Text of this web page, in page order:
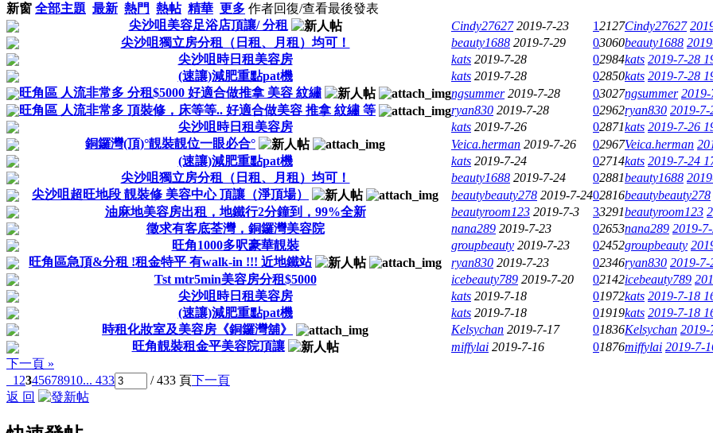
新窗 全部主題 最新 熱門 熱帖 精華 更多 作者回復/查看最後發表
尖沙咀美容足浴店頂讓/ 分租
Cindy27627 2019-7-23 12127Cindy27627
尖沙咀獨立房分租（日租、月租）均可！
beauty1688 2019-7-29 03060beauty1688
尖沙咀時日租美容房
kats 2019-7-28 02984kats 2019-7-28
(速讓)減肥重點pat機
kats 2019-7-28 02850kats 2019-7-28
旺角區 人流非常多 分租$5000 好適合做推拿 美容 紋繡
ngsummer 2019-7-28 03027ngsummer
旺角區 人流非常多 頂裝修，床等等.. 好適合做美容 推拿 紋繡 等
ryan830 2019-7-28 02962ryan830 2019-7-
尖沙咀時日租美容房
kats 2019-7-26 02871kats 2019-7-26
銅鑼灣(頂)°靚裝靚位一眼必合°
Veica.herman 2019-7-26 02967Veica.herman
(速讓)減肥重點pat機
kats 2019-7-24 02714kats 2019-7-24
尖沙咀獨立房分租（日租、月租）均可！
beauty1688 2019-7-24 02881beauty1688
尖沙咀超旺地段 靚裝修 美容中心 頂讓（淨頂場）
beautybeauty278 2019-7-2402816beautybeauty278
油麻地美容房出租，地鐵行2分鐘到，99%全新
beautyroom123 2019-7-3 33291beautyroom123
徵求有客底荃灣，銅鑼灣美容院
nana289 2019-7-23 02653nana289 2019-
旺角1000多呎豪華靚裝
groupbeauty 2019-7-23 02452groupbeauty
旺角區急頂&分租 !租金特平 有walk-in !!! 近地鐵站
ryan830 2019-7-23 02346ryan830 2019-7-
Tst mtr5min美容房分租$5000
icebeauty789 2019-7-20 02142icebeauty789
尖沙咀時日租美容房
kats 2019-7-18 01972kats 2019-7-18
(速讓)減肥重點pat機
kats 2019-7-18 01919kats 2019-7-18
時租化妝室及美容房《銅鑼灣舖》
Kelsychan 2019-7-17 01836Kelsychan 2019-
旺角靚裝租金平美容院頂讓
miffylai 2019-7-16 01876miffylai 2019-7-
下一頁 »
1 2345678910... 433 / 433 頁下一頁
返 回